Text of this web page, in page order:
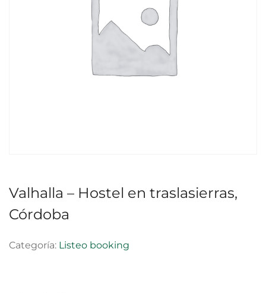
Valhalla – Hostel en traslasierras,
Córdoba
Categoría: Listeo booking